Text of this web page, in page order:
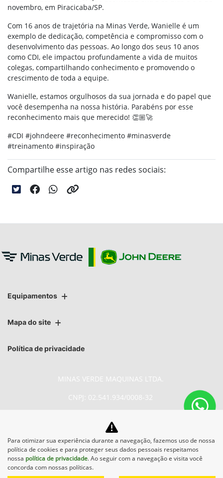
novembro, em Piracicaba/SP.
Com 16 anos de trajetória na Minas Verde, Wanielle é um
exemplo de dedicação, competência e compromisso com o
desenvolvimento das pessoas. Ao longo dos seus 10 anos
como CDI, ele impactou profundamente a vida de muitos
colegas, compartilhando conhecimento e promovendo o
crescimento de toda a equipe.
Wanielle, estamos orgulhosos da sua jornada e do papel que
você desempenha na nossa história. Parabéns por esse
reconhecimento mais que merecido! 👏🏼🚀
#CDI #johndeere #reconhecimento #minasverde
#treinamento #inspiração
Compartilhe esse artigo nas redes sociais:
Equipamentos
Mapa do site
Política de privacidade
MINAS VERDE MAQUINAS LTDA.
CNPJ: 02.541.934/0008-32
No trânsito, enxergar o outro
salva vidas.
Para otimizar sua experiência durante a navegação, fazemos uso de nossa
política de cookies e para proteger seus dados pessoais respeitamos
nossa política de privacidade. Ao seguir com a navegação e visita você
concorda com nossas políticas.